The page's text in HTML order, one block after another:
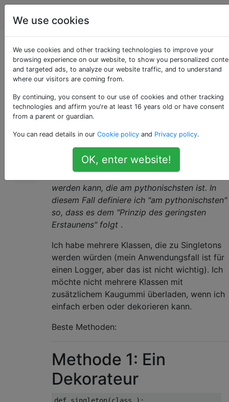
Programmierung
Erstellen eines
Singletons in Python
945
Diese Frage dient nicht der Diskussion, ob
wünschenswert ist, ein Anti-Muster ist oder
für irgendwelche Religionskriege, sondern um
zu diskutieren, wie dieses Muster in Python
am besten auf eine Weise implementiert
werden kann, die am pythonischsten ist. In
diesem Fall definiere ich "am pythonischsten"
so, dass es dem "Prinzip des geringsten
Erstaunens" folgt .
Ich habe mehrere Klassen, die zu Singletons
werden würden (mein Anwendungsfall ist für
einen Logger, aber das ist nicht wichtig). Ich
möchte nicht mehrere Klassen mit
zusätzlichem Kaugummi überladen, wenn ich
einfach erben oder dekorieren kann.
Beste Methoden:
Methode 1: Ein
Dekorateur
def singleton (class_
):
We use cookies
We use cookies and other tracking technologies to improve your
browsing experience on our website, to show you personalized
and targeted ads, to analyze our website traffic, and to understand
where our visitors are coming from.
By continuing, you consent to our use of cookies and other tracking
technologies and affirm you're at least 16 years old or have consent
from a parent or guardian.
You can read details in our Cookie policy and Privacy policy.
OK, enter website!